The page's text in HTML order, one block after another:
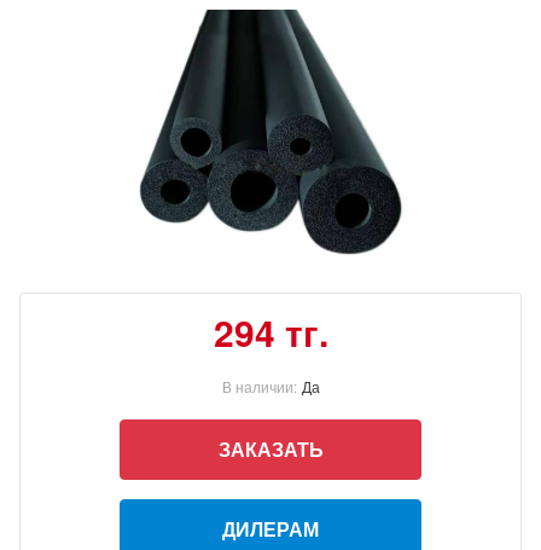
294 тг.
В наличии: Да
ЗАКАЗАТЬ
ДИЛЕРАМ